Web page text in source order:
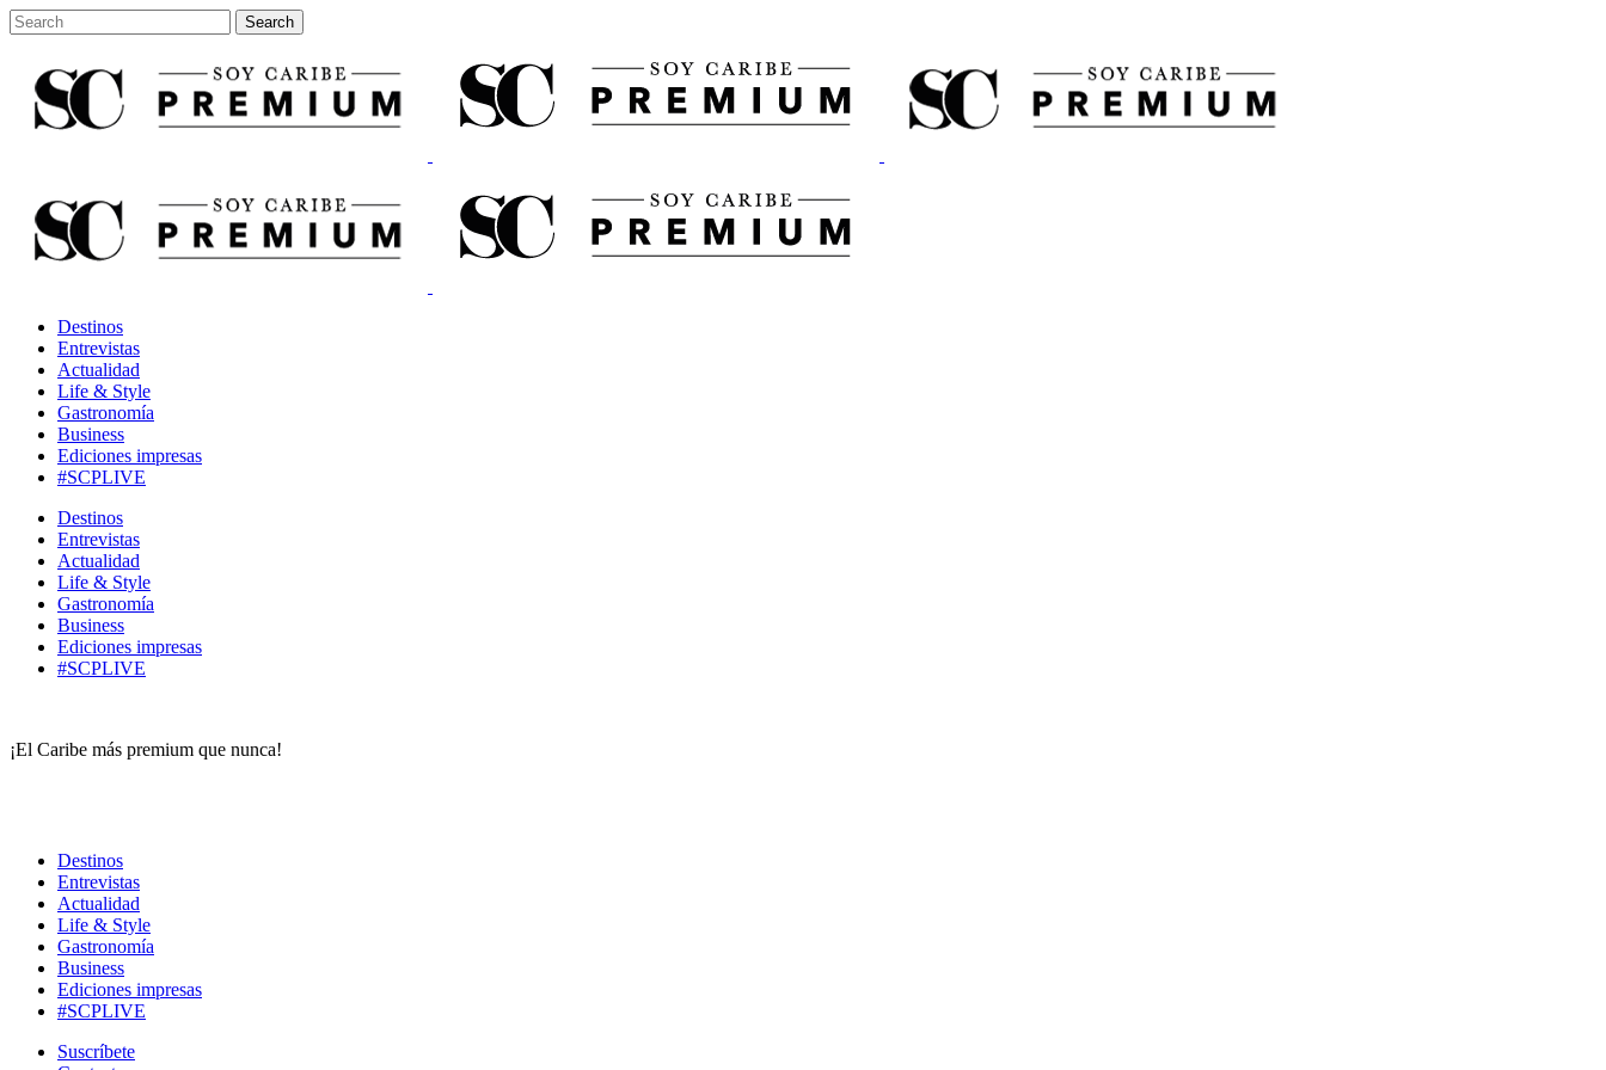
Destinos
Entrevistas
Actualidad
Life & Style
Gastronomía
Business
Ediciones impresas
#SCPLIVE
Destinos
Entrevistas
Actualidad
Life & Style
Gastronomía
Business
Ediciones impresas
#SCPLIVE
¡El Caribe más premium que nunca!
Destinos
Entrevistas
Actualidad
Life & Style
Gastronomía
Business
Ediciones impresas
#SCPLIVE
Suscríbete